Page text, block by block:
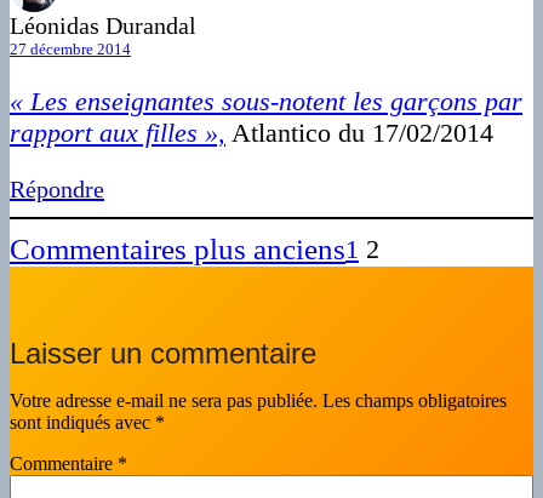
Léonidas Durandal
27 décembre 2014
« Les enseignantes sous-notent les garçons par
rapport aux filles », Atlantico du 17/02/2014
Répondre
Commentaires plus anciens1 2
Laisser un commentaire
Votre adresse e-mail ne sera pas publiée. Les champs obligatoires
sont indiqués avec *
Commentaire *